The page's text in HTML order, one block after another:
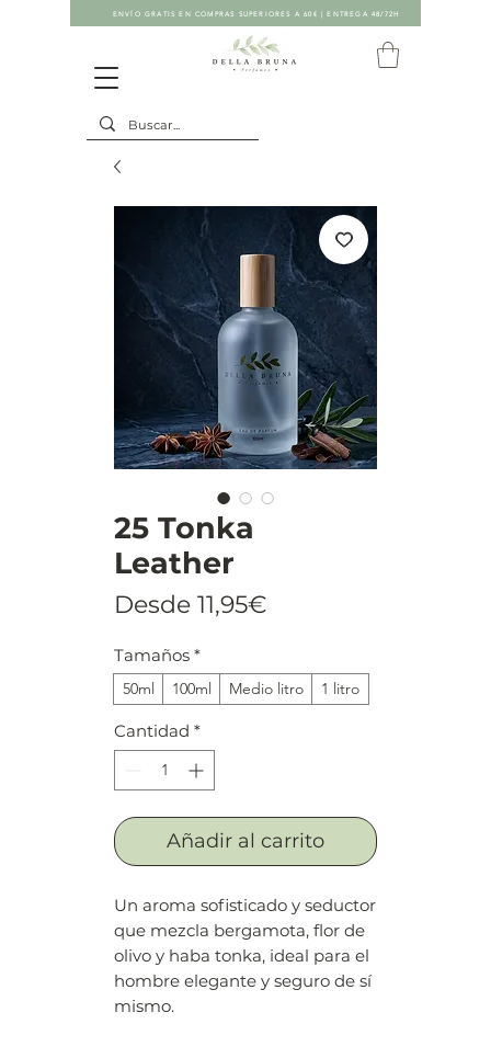
ENVÍO GRATIS EN COMPRAS SUPERIORES A 60€ | ENTREGA 48/72H
25 Tonka
Leather
Desde 11,95€
Tamaños *
50ml 100ml Medio litro 1 litro
Cantidad *
Añadir al carrito
Un aroma sofisticado y seductor
que mezcla bergamota, flor de
olivo y haba tonka, ideal para el
hombre elegante y seguro de sí
mismo.